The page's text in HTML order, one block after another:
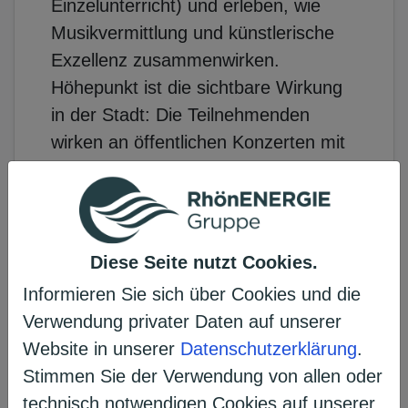
Diese Seite nutzt Cookies.
Informieren Sie sich über Cookies und die
Verwendung privater Daten auf unserer
Website in unserer Datenschutzerklärung.
Stimmen Sie der Verwendung von allen oder
technisch notwendigen Cookies auf unserer
Einzelunterricht) und erleben, wie
Musikvermittlung und künstlerische
Exzellenz zusammenwirken.
Höhepunkt ist die sichtbare Wirkung
in der Stadt: Die Teilnehmenden
wirken an öffentlichen Konzerten mit
Ensembles, Schulen und
musikalischen Netzwerke weiter. So
entsteht nachhaltige Kulturarbeit:
hochwertige Konzerterlebnisse für
das Publikum und ein starkes Signal,
dass Fulda kulturelles Erbe aktiv
gestaltet.